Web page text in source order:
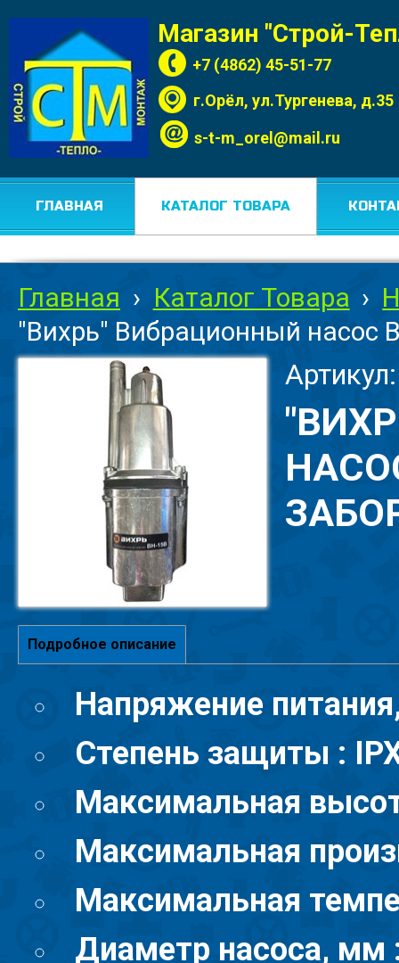
Магазин "Строй-
+7 (4862) 45-51-77
г.Орёл, ул.Тургенева, д.35
s-t-m_orel@mail.ru
ГЛАВНАЯ КАТАЛОГ ТОВАРА
Главная › Каталог Товара ›
"Вихрь" Вибрационный насос
Подробное описание
Напряжение
Степень защиты :
Максимальная
Максимальная
Максимальная
Диаметр насоса, мм